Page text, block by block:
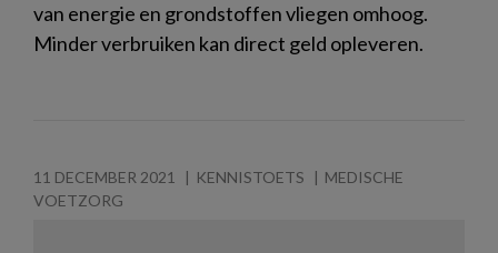
van energie en grondstoffen vliegen omhoog.
Minder verbruiken kan direct geld opleveren.
11 DECEMBER 2021 KENNISTOETS
MEDISCHE
VOETZORG